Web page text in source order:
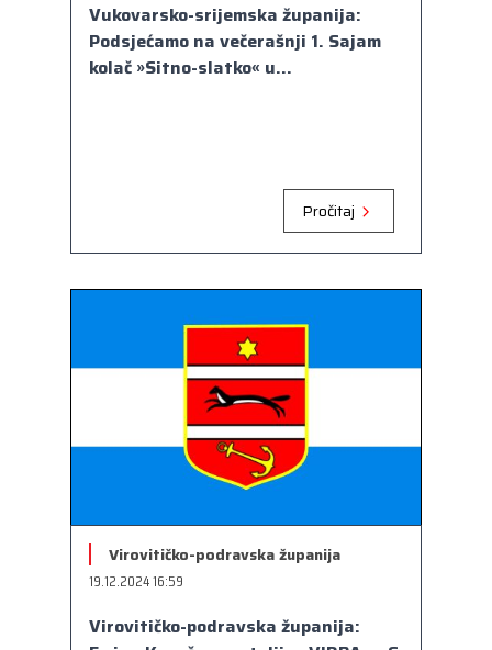
Vukovarsko-srijemska županija:
Podsjećamo na večerašnji 1. Sajam
kolač »Sitno-slatko« u...
Pročitaj
Virovitičko-podravska županija
19.12.2024 16:59
Virovitičko-podravska županija: